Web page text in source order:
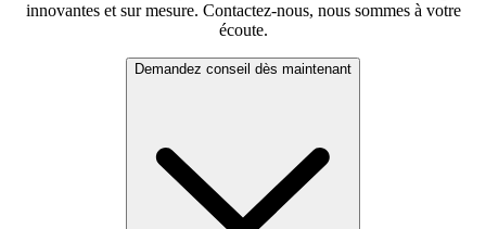
innovantes et sur mesure. Contactez-nous, nous sommes à votre
écoute.
Demandez conseil dès maintenant